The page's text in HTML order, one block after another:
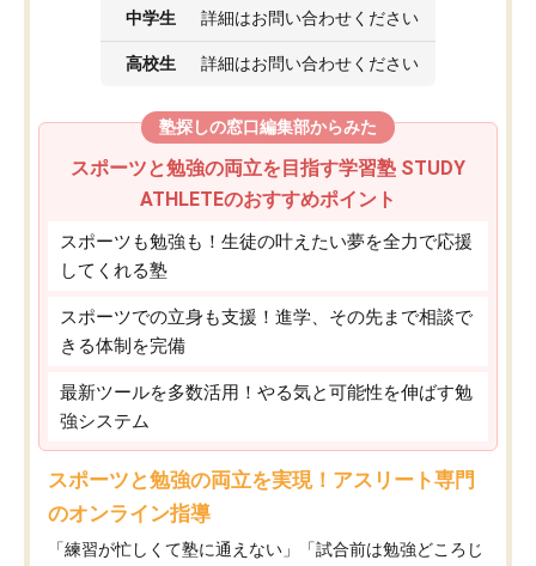
中学生 詳細はお問い合わせください
高校生 詳細はお問い合わせください
塾探しの窓口編集部からみた
スポーツと勉強の両立を目指す学習塾 STUDY
ATHLETEのおすすめポイント
スポーツも勉強も！生徒の叶えたい夢を全力で応援
してくれる塾
スポーツでの立身も支援！進学、その先まで相談で
きる体制を完備
最新ツールを多数活用！やる気と可能性を伸ばす勉
強システム
スポーツと勉強の両立を実現！アスリート専門
のオンライン指導
「練習が忙しくて塾に通えない」「試合前は勉強どころじ